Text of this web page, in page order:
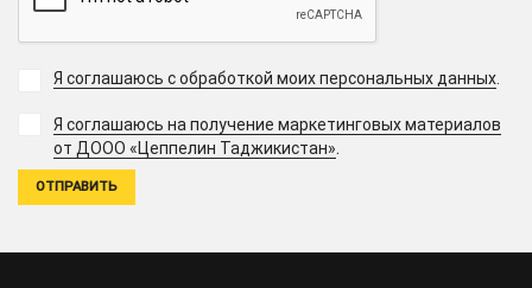
Я соглашаюсь с обработкой моих персональных данных.
Я соглашаюсь на получение маркетинговых материалов
от ДООО «Цеппелин Таджикистан».